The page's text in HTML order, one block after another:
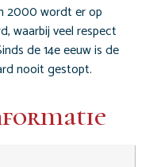
2000 wordt er op
waarbij veel respect
de 14e eeuw is de
nooit gestopt.